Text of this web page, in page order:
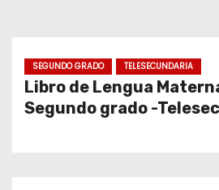
SEGUNDO GRADO TELESECUNDARIA
Libro de Lengua
Segundo grado -